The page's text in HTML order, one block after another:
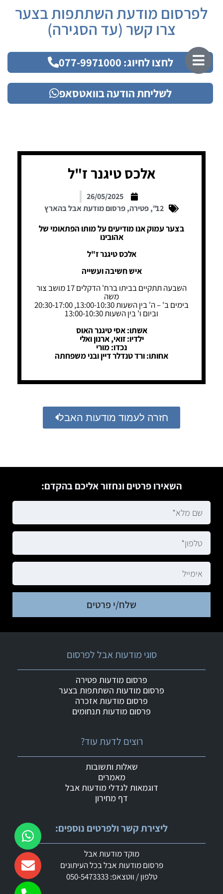
לפרסום מודעת השתתפות בצער
צרו קשר (עד הסגירה)
לחצו לחיוג: 077-9971000
לשליחת הודעה בוואטסאפ
אלכס טיגנר ז"ל
26/05/2025
12"
,פטירה,פרסום מודעת אבל בהארץ
בצער עמוק אנו מודיעים על מותו הפתאומי של
אהובינו
אלכס טיגנר ז"ל
איש חשיבה ועשייה
השבעה תתקיים בביתו ברח' הדקלים 17 מושב צור
משה
בימים ב' – ה' בין השעות 13:00-10:30, 20:30-17:00
וביום ו' בין השעות 13:00-10:30
אשתו: אסי טיגנר האוס
ילדיו: זואי, ארנון ואלי
נכדו: מורי
אחותו: ורד טנדלר דיין ובני משפחתה
חזרה לעמוד מודעות האבל
השאירו פרטים ונחזור אליכם בהקדם:
שלח/י פרטים
ליצירת קשר ולפרטים נוספים:
מוקד מודעות אבל
פרסום מודעות אבל בכל העיתונים
טלפון / ווטצאפ: 050-5473333
רוצים לדעת עוד?
שאלות ותשובות
מאמרים
דוגמאות לגדלי מודעות אבל
דף מחירון
סוגי מודעות אבל לפרסום
פרסום מודעות פטירה
פרסום מודעות השתתפות בצער
פרסום מודעות אזכרה
פרסום מודעות תנחומים